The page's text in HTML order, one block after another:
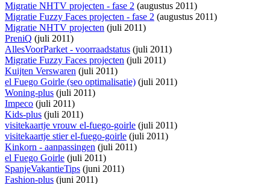
Migratie NHTV projecten - fase 2 (augustus 2011)
Migratie Fuzzy Faces projecten - fase 2 (augustus 2011)
Migratie NHTV projecten (juli 2011)
PreniQ (juli 2011)
AllesVoorParket - voorraadstatus (juli 2011)
Migratie Fuzzy Faces projecten (juli 2011)
Kuijten Verswaren (juli 2011)
el Fuego Goirle (seo optimalisatie) (juli 2011)
Woning-plus (juli 2011)
Impeco (juli 2011)
Kids-plus (juli 2011)
visitekaartje vrouw el-fuego-goirle (juli 2011)
visitekaartje stier el-fuego-goirle (juli 2011)
Kinkorn - aanpassingen (juli 2011)
el Fuego Goirle (juli 2011)
SpanjeVakantieTips (juni 2011)
Fashion-plus (juni 2011)